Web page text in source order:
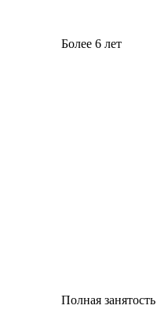
Более 6 лет
Полная занятость